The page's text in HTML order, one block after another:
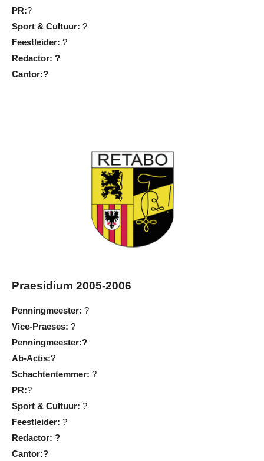
PR:?
Sport & Cultuur: ?
Feestleider: ?
Redactor: ?
Cantor:?
Praesidium 2005-2006
Penningmeester: ?
Vice-Praeses: ?
Penningmeester:?
Ab-Actis:?
Schachtentemmer: ?
PR:?
Sport & Cultuur: ?
Feestleider: ?
Redactor: ?
Cantor:?